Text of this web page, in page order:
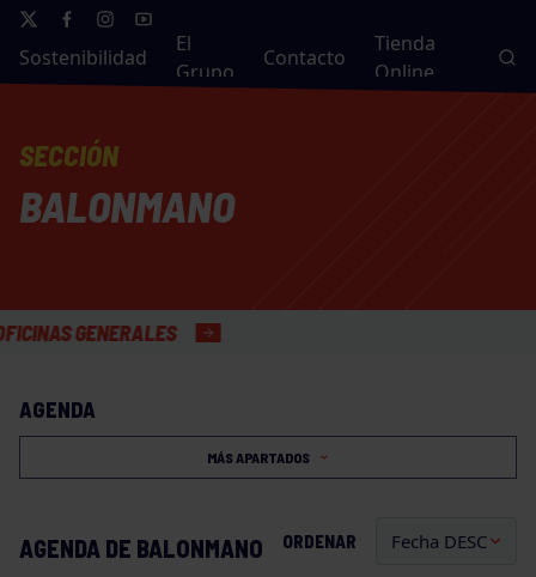
Sostenibilidad
El
Grupo
Contacto
Tienda
Online
SECCIÓN
BALONMANO
GENERALES
AGENDA
MÁS APARTADOS
AGENDA DE BALONMANO ORDENAR